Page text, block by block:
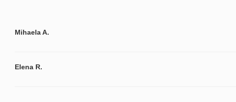
Mihaela A.
Elena R.